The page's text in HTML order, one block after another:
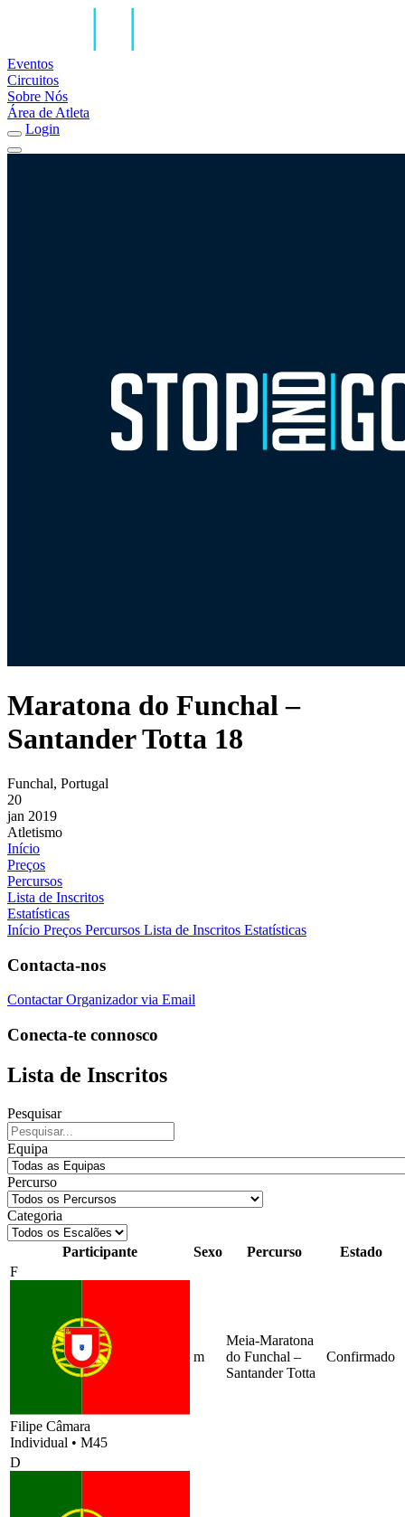
Eventos
Circuitos
Sobre Nós
Área de Atleta
Login
Maratona do Funchal –
Santander Totta 18
Funchal, Portugal
20
jan 2019
Atletismo
Início
Preços
Percursos
Lista de Inscritos
Estatísticas
Início Preços Percursos Lista de Inscritos Estatísticas
Contacta-nos
Contactar Organizador via Email
Conecta-te connosco
Lista de Inscritos
Pesquisar
Equipa
Percurso
Categoria
Participante Sexo Percurso
Estado
F
Filipe Câmara
Individual • M45
m
Meia-Maratona
do Funchal –
Santander Totta
Confirmado
D